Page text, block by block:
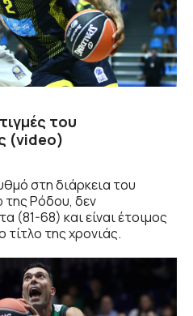
του
(video)
στη διάρκεια του
της Ρόδου, δεν
(81-68) και είναι έτοιμος
τίτλο της χρονιάς.